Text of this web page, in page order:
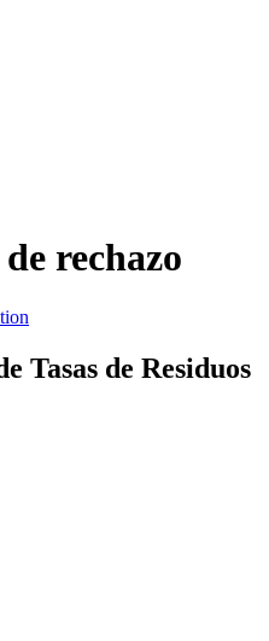
rechazo
Tasas de Residuos